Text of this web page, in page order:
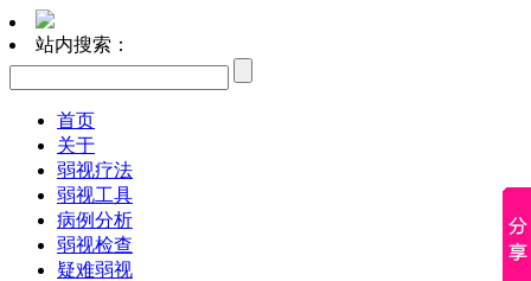
站内搜索：
首页
关于
弱视疗法
弱视工具
病例分析
弱视检查
疑难弱视